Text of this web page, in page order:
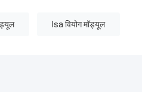
lsa वियोग मॉड्यूल